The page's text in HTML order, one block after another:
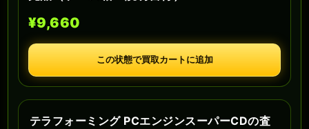
¥9,660
この状態で買取カートに追加
テラフォーミング PCエンジンスーパーCDの査